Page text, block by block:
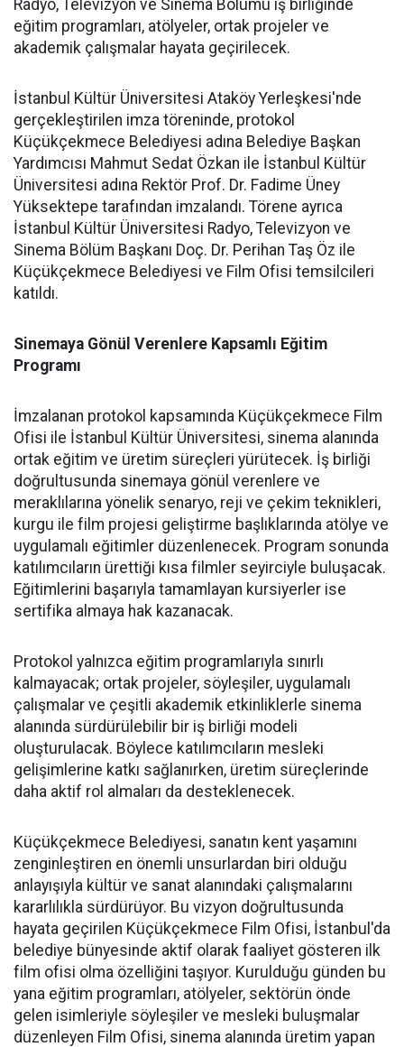
Radyo, Televizyon ve Sinema Bölümü iş birliğinde
eğitim programları, atölyeler, ortak projeler ve
akademik çalışmalar hayata geçirilecek.
İstanbul Kültür Üniversitesi Ataköy Yerleşkesi'nde
gerçekleştirilen imza töreninde, protokol
Küçükçekmece Belediyesi adına Belediye Başkan
Yardımcısı Mahmut Sedat Özkan ile İstanbul Kültür
Üniversitesi adına Rektör Prof. Dr. Fadime Üney
Yüksektepe tarafından imzalandı. Törene ayrıca
İstanbul Kültür Üniversitesi Radyo, Televizyon ve
Sinema Bölüm Başkanı Doç. Dr. Perihan Taş Öz ile
Küçükçekmece Belediyesi ve Film Ofisi temsilcileri
katıldı.
Sinemaya Gönül Verenlere Kapsamlı Eğitim
Programı
İmzalanan protokol kapsamında Küçükçekmece Film
Ofisi ile İstanbul Kültür Üniversitesi, sinema alanında
ortak eğitim ve üretim süreçleri yürütecek. İş birliği
doğrultusunda sinemaya gönül verenlere ve
meraklılarına yönelik senaryo, reji ve çekim teknikleri,
kurgu ile film projesi geliştirme başlıklarında atölye ve
uygulamalı eğitimler düzenlenecek. Program sonunda
katılımcıların ürettiği kısa filmler seyirciyle buluşacak.
Eğitimlerini başarıyla tamamlayan kursiyerler ise
sertifika almaya hak kazanacak.
Protokol yalnızca eğitim programlarıyla sınırlı
kalmayacak; ortak projeler, söyleşiler, uygulamalı
çalışmalar ve çeşitli akademik etkinliklerle sinema
alanında sürdürülebilir bir iş birliği modeli
oluşturulacak. Böylece katılımcıların mesleki
gelişimlerine katkı sağlanırken, üretim süreçlerinde
daha aktif rol almaları da desteklenecek.
Küçükçekmece Belediyesi, sanatın kent yaşamını
zenginleştiren en önemli unsurlardan biri olduğu
anlayışıyla kültür ve sanat alanındaki çalışmalarını
kararlılıkla sürdürüyor. Bu vizyon doğrultusunda
hayata geçirilen Küçükçekmece Film Ofisi, İstanbul'da
belediye bünyesinde aktif olarak faaliyet gösteren ilk
film ofisi olma özelliğini taşıyor. Kurulduğu günden bu
yana eğitim programları, atölyeler, sektörün önde
gelen isimleriyle söyleşiler ve mesleki buluşmalar
düzenleyen Film Ofisi, sinema alanında üretim yapan